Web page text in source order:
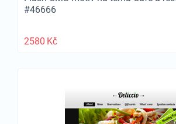
#46666
2580 Kč